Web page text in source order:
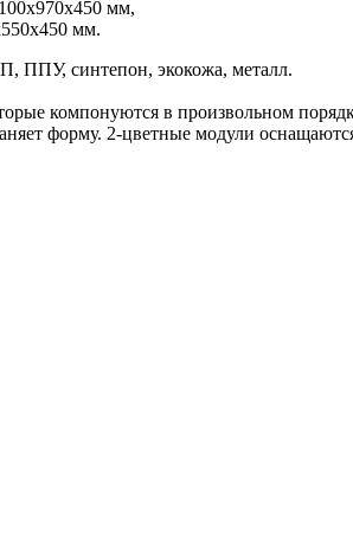
мм,
мм.
ППУ, синтепон, экокожа, металл.
компонуются в произвольном
форму. 2-цветные модули